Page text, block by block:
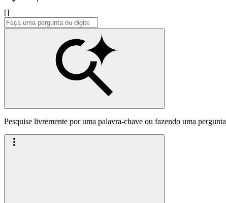
[]
Pesquise livremente por uma palavra-chave ou fazendo uma pergunta